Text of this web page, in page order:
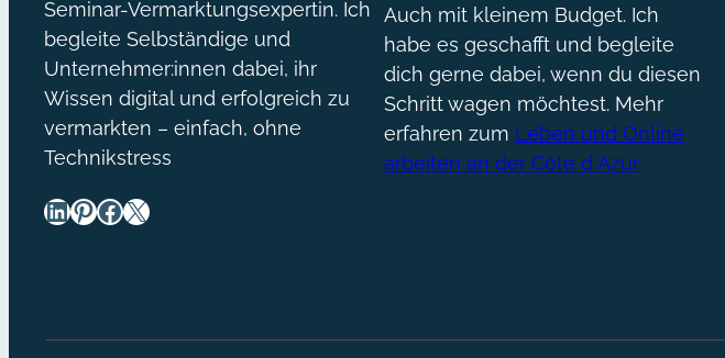
Seminar-Vermarktungsexpertin. Ich
begleite Selbständige und
Unternehmer:innen dabei, ihr
Wissen digital und erfolgreich zu
vermarkten – einfach, ohne
Technikstress
LinkedIn Pinterest Facebook X
Auch mit kleinem Budget. Ich
habe es geschafft und begleite
dich gerne dabei, wenn du diesen
Schritt wagen möchtest. Mehr
erfahren zum Leben und Online
arbeiten an der Côte d´Azur